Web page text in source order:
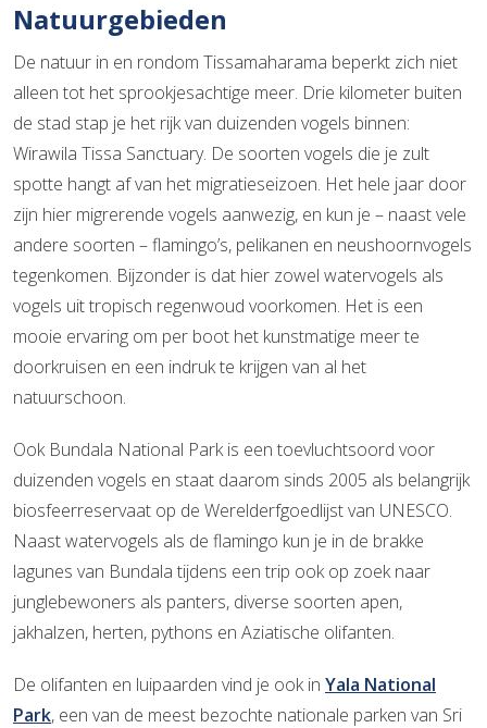
Natuurgebieden
De natuur in en rondom Tissamaharama beperkt zich niet
alleen tot het sprookjesachtige meer. Drie kilometer buiten
de stad stap je het rijk van duizenden vogels binnen:
Wirawila Tissa Sanctuary. De soorten vogels die je zult
spotte hangt af van het migratieseizoen. Het hele jaar door
zijn hier migrerende vogels aanwezig, en kun je – naast vele
andere soorten – flamingo’s, pelikanen en neushoornvogels
tegenkomen. Bijzonder is dat hier zowel watervogels als
vogels uit tropisch regenwoud voorkomen. Het is een
mooie ervaring om per boot het kunstmatige meer te
doorkruisen en een indruk te krijgen van al het
natuurschoon.
Ook Bundala National Park is een toevluchtsoord voor
duizenden vogels en staat daarom sinds 2005 als belangrijk
biosfeerreservaat op de Werelderfgoedlijst van UNESCO.
Naast watervogels als de flamingo kun je in de brakke
lagunes van Bundala tijdens een trip ook op zoek naar
junglebewoners als panters, diverse soorten apen,
jakhalzen, herten, pythons en Aziatische olifanten.
De olifanten en luipaarden vind je ook in Yala National
Park, een van de meest bezochte nationale parken van Sri